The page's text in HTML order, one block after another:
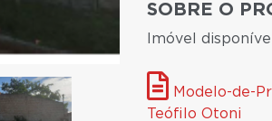
SOBRE O
Imóvel
Modelo-de-
Teófilo Otoni